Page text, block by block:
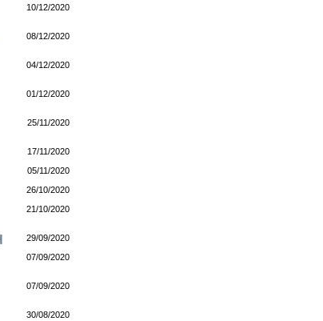
10/12/2020
08/12/2020
04/12/2020
01/12/2020
25/11/2020
17/11/2020
05/11/2020
26/10/2020
21/10/2020
29/09/2020
07/09/2020
07/09/2020
30/08/2020